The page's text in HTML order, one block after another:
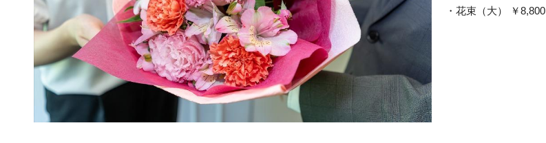
・花束（大） ￥8,800